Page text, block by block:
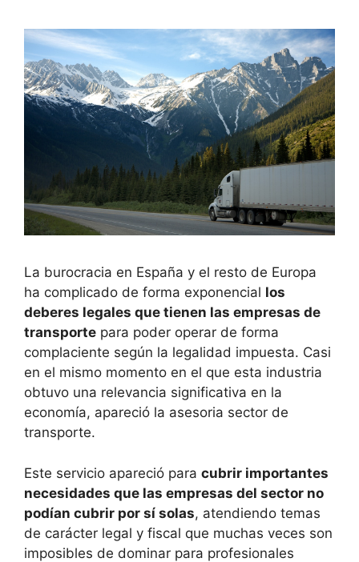
La burocracia en España y el resto de Europa
ha complicado de forma exponencial los
deberes legales que tienen las empresas de
transporte para poder operar de forma
complaciente según la legalidad impuesta. Casi
en el mismo momento en el que esta industria
obtuvo una relevancia significativa en la
economía, apareció la asesoria sector de
transporte.
Este servicio apareció para cubrir importantes
necesidades que las empresas del sector no
podían cubrir por sí solas, atendiendo temas
de carácter legal y fiscal que muchas veces son
imposibles de dominar para profesionales